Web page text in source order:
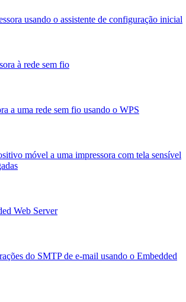
usando o assistente de configuração inicial
à rede sem fio
a uma rede sem fio usando o WPS
móvel a uma impressora com tela sensível
Web Server
do SMTP de e-mail usando o Embedded